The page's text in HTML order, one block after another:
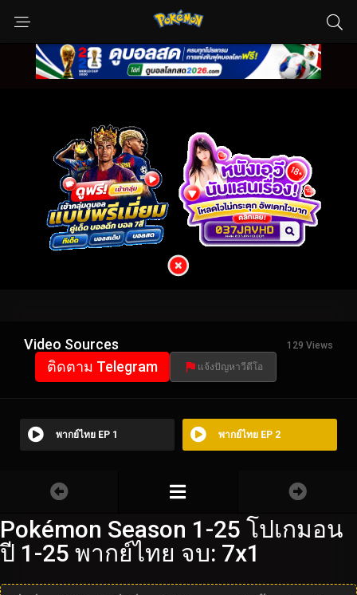
Video Sources 129 Views
ติดตาม Telegram แจ้งปัญหาวีดีโอ
พากย์ไทย EP 1 พากย์ไทย EP 2
Pokémon Season 1-25 โปเกมอน
ปี 1-25 พากย์ไทย จบ: 7x1